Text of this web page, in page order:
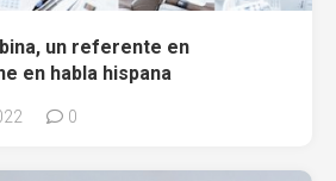
un referente en
en habla hispana
0